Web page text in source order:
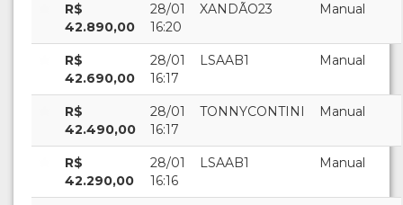
R$
42.890,00
28/01
16:20
XANDÃO23 Manual
R$
42.690,00
28/01
16:17
LSAAB1 Manual
R$
42.490,00
28/01
16:17
TONNYCONTINI Manual
R$
42.290,00
28/01
16:16
LSAAB1 Manual